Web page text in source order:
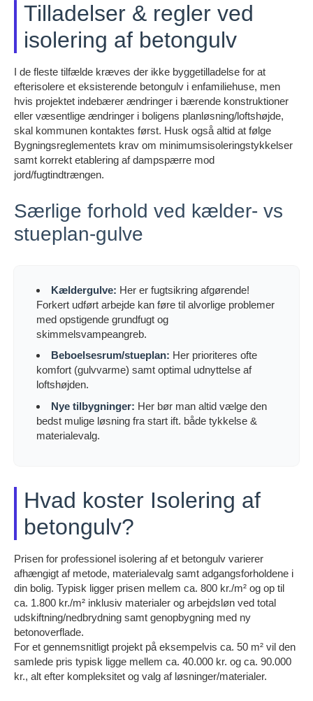
Tilladelser & regler ved
isolering af betongulv
I de fleste tilfælde kræves der ikke byggetilladelse for at
efterisolere et eksisterende betongulv i enfamiliehuse, men
hvis projektet indebærer ændringer i bærende konstruktioner
eller væsentlige ændringer i boligens planløsning/loftshøjde,
skal kommunen kontaktes først. Husk også altid at følge
Bygningsreglementets krav om minimumsisoleringstykkelser
samt korrekt etablering af dampspærre mod
jord/fugtindtrængen.
Særlige forhold ved kælder- vs
stueplan-gulve
Kældergulve: Her er fugtsikring afgørende!
Forkert udført arbejde kan føre til alvorlige problemer
med opstigende grundfugt og
skimmelsvampeangreb.
Beboelsesrum/stueplan: Her prioriteres ofte
komfort (gulvvarme) samt optimal udnyttelse af
loftshøjden.
Nye tilbygninger: Her bør man altid vælge den
bedst mulige løsning fra start ift. både tykkelse &
materialevalg.
Hvad koster Isolering af
betongulv?
Prisen for professionel isolering af et betongulv varierer
afhængigt af metode, materialevalg samt adgangsforholdene i
din bolig. Typisk ligger prisen mellem ca. 800 kr./m² og op til
ca. 1.800 kr./m² inklusiv materialer og arbejdsløn ved total
udskiftning/nedbrydning samt genopbygning med ny
betonoverflade.
For et gennemsnitligt projekt på eksempelvis ca. 50 m² vil den
samlede pris typisk ligge mellem ca. 40.000 kr. og ca. 90.000
kr., alt efter kompleksitet og valg af løsninger/materialer.